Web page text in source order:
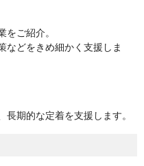
をご紹介。
などをきめ細かく支援しま
期的な定着を支援します。